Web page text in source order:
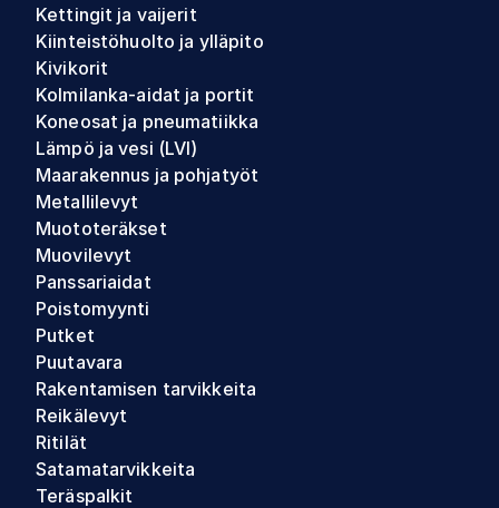
Kettingit ja vaijerit
Kiinteistöhuolto ja ylläpito
Kivikorit
Kolmilanka-aidat ja portit
Koneosat ja pneumatiikka
Lämpö ja vesi (LVI)
Maarakennus ja pohjatyöt
Metallilevyt
Muototeräkset
Muovilevyt
Panssariaidat
Poistomyynti
Putket
Puutavara
Rakentamisen tarvikkeita
Reikälevyt
Ritilät
Satamatarvikkeita
Teräspalkit